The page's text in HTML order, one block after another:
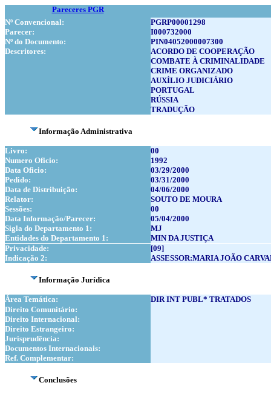
Pareceres PGR
Nº Convencional:
PGRP00001298
Parecer:
I000732000
Nº do Documento:
PIN04052000007300
Descritores:
ACORDO DE COOPERAÇÃO
COMBATE À CRIMINALIDADE
CRIME ORGANIZADO
AUXÍLIO JUDICIÁRIO
PORTUGAL
RÚSSIA
TRADUÇÃO
Informação Administrativa
Livro:
00
Numero Oficio:
1992
Data Oficio:
03/29/2000
Pedido:
03/31/2000
Data de Distribuição:
04/06/2000
Relator:
SOUTO DE MOURA
Sessões:
00
Data Informação/Parecer:
05/04/2000
Sigla do Departamento 1:
MJ
Entidades do Departamento 1:
MIN DA JUSTIÇA
Privacidade:
[09]
Indicação 2:
ASSESSOR:MARIA JOÃO
Informação Jurídica
Área Temática:
DIR INT PUBL* TRATADOS
Direito Comunitário:
Direito Internacional:
Direito Estrangeiro:
Jurisprudência:
Documentos Internacionais:
Ref. Complementar:
Conclusões